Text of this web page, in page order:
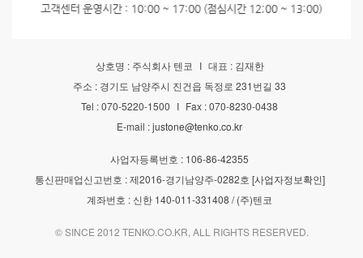
상호명 : 주식회사 텐코 I 대표 : 김재한
주소 : 경기도 남양주시 진건읍 독정로 231번길 33
Tel : 070-5220-1500 I Fax : 070-8230-0438
E-mail :justone@tenko.co.kr
사업자등록번호 : 106-86-42355
통신판매업신고번호 : 제2016-경기남양주-0282호 [사업자정보확인]
계좌번호 : 신한 140-011-331408 / (주)텐코
© SINCE 2012 TENKO.CO.KR, ALL RIGHTS RESERVED.